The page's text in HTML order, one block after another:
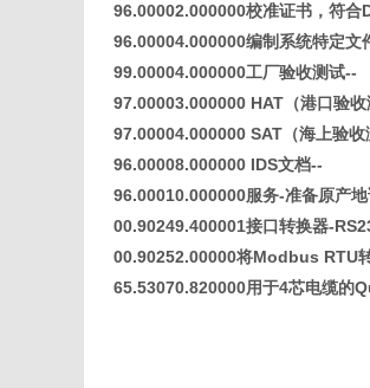
96.00002.000000校准证书，符合
96.00004.000000编制系统特定文
99.00004.000000工厂验收测试--
97.00003.000000 HAT（港口验
97.00004.000000 SAT（海上验收
96.00008.000000 IDS文档--
96.00010.000000服务-准备原产
00.90249.400001接口转换器-
00.90252.00000将Modbus RTU
65.53070.820000用于4芯电缆的